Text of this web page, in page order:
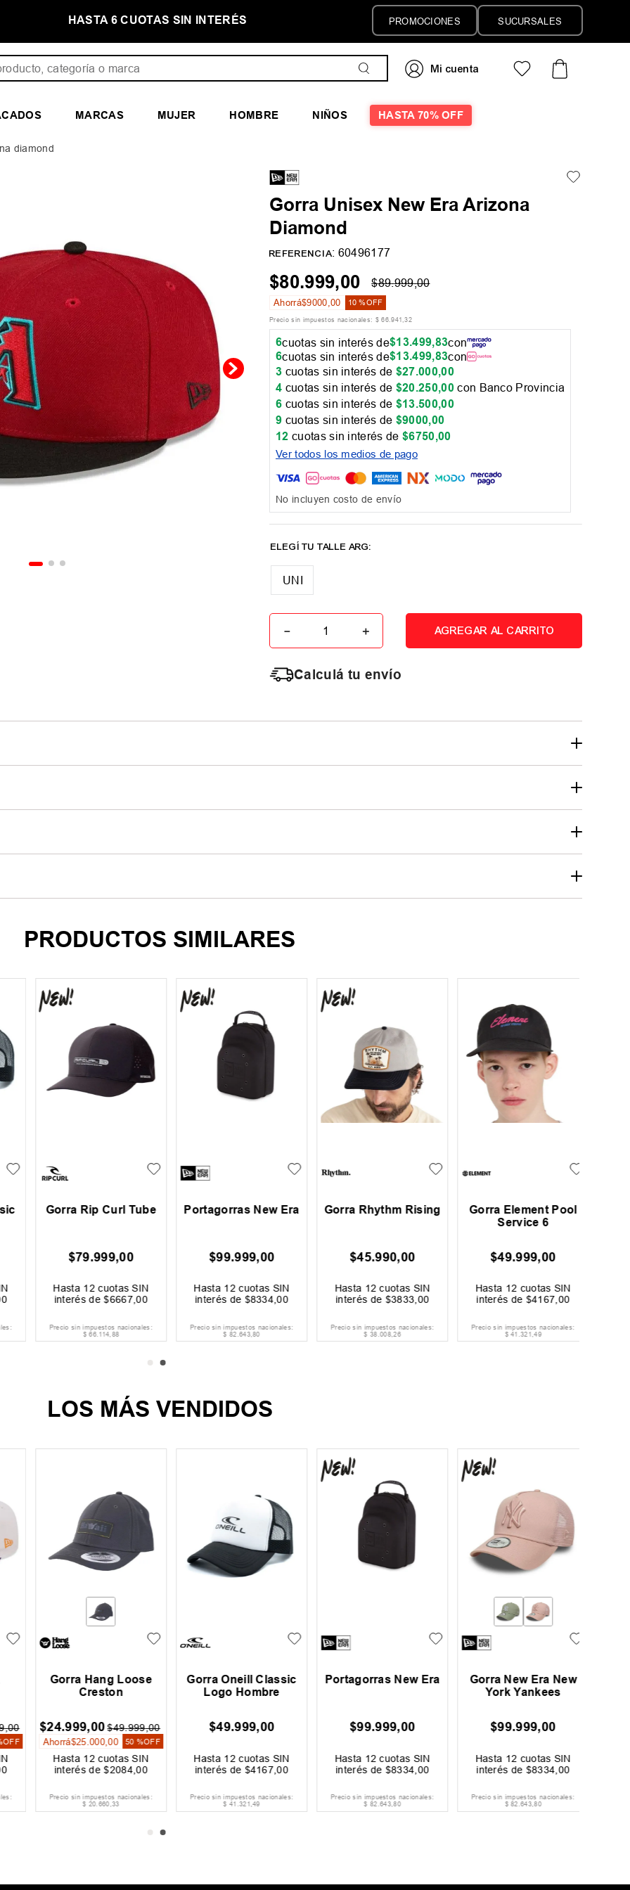
HASTA 6 CUOTAS SIN INTERÉS PROMOCIONES SUCURSALES
MARCAS MUJER HOMBRE NIÑOS HASTA 70% OFF
diamond
Gorra Unisex New Era Arizona
Diamond
REFERENCIA: 60496177
$80.999,00 $89.999,00
Ahorrá$9000,00 10 %OFF
Precio sin impuestos nacionales: $ 66.941,32
6cuotas sin interés de$13.499,83con
6cuotas sin interés de$13.499,83con
3 cuotas sin interés de $27.000,00
4 cuotas sin interés de $20.250,00 con Banco Provincia
6 cuotas sin interés de $13.500,00
9 cuotas sin interés de $9000,00
12 cuotas sin interés de$6750,00
Ver todos los medios de pago
No incluyen costo de envío
UNI
＋
－ AGREGAR AL CARRITO
Calculá tu envío
PRODUCTOS SIMILARES
Gorra Rip Curl Tube
79.999,00
Hasta12 cuotas SIN
interés de$6667,00
Precio sin impuestos nacionales:
.114,88
Portagorras New Era
99.999,00
Hasta12 cuotas SIN
interés de$8334,00
Precio sin impuestos nacionales:
.643,80
Gorra Rhythm Rising
45.990,00
Hasta12 cuotas SIN
interés de$3833,00
Precio sin impuestos nacionales:
38.008,26
Gorra Element Pool
Service 6
49.999,00
Hasta12 cuotas SIN
interés de$4167,00
Precio sin impuestos nacionales:
.321 ,49
LOS MÁS VENDIDOS
Gorra Hang Loose
Creston
24.999,00$49.999,00
Ahorrá$25.000,00 50 %OFF
Hasta12 cuotas SIN
interés de$2084,00
Precio sin impuestos nacionales:
.660,33
Gorra Oneill Classic
Logo Hombre
49.999,00
Hasta12 cuotas SIN
interés de$4167,00
Precio sin impuestos nacionales:
.321 ,49
Portagorras New Era
99.999,00
Hasta12 cuotas SIN
interés de$8334,00
Precio sin impuestos nacionales:
82.643,80
Gorra New Era New
York Yankees
99.999,00
Hasta12 cuotas SIN
interés de$8334,00
Precio sin impuestos nacionales:
.643,80